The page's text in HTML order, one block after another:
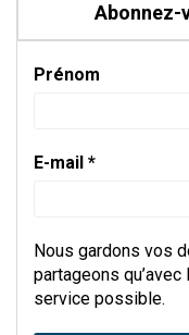
Abonnez-
Prénom
E-mail *
Nous gardons vos
partageons
service possible.